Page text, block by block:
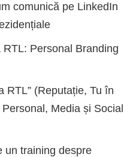
comunică pe LinkedIn
Personal Branding
RTL” (Reputație, Tu în
Media și Social
un training despre